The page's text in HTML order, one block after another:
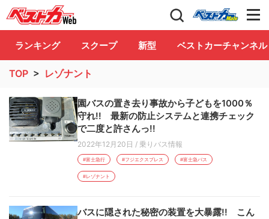
自動車情報誌「ベストカー」 Club
ランキング スクープ 新型 ベストカーチャンネル
TOP > レゾナント
園バスの置き去り事故から子どもを1000％
守れ!! 最新の防止システムと連携チェック
で二度と許さんっ!!
2022年12月20日 / 乗りバス情報
#富士急行 #フジエクスプレス #富士急バス
#レゾナント
バスに隠された秘密の装置を大暴露!! こん